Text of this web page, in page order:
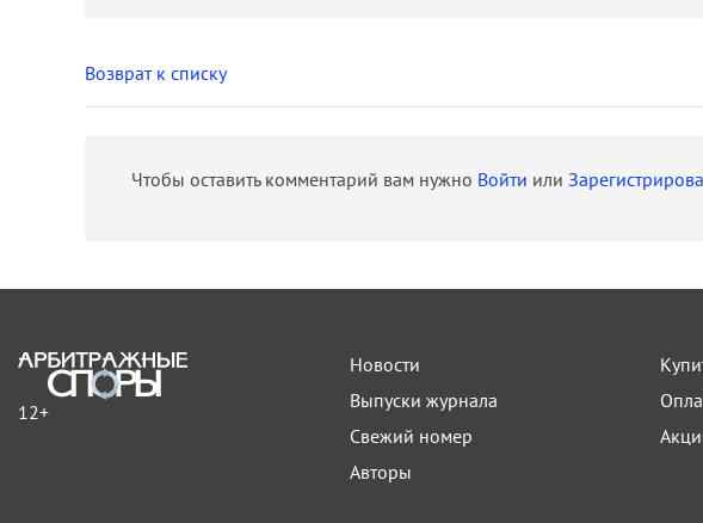
Возврат к списку
Чтобы оставить комментарий вам нужно Войти или
12+
Новости
Выпуски журнала
Свежий номер
Авторы